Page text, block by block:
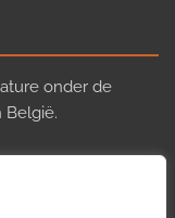
onder de
België.